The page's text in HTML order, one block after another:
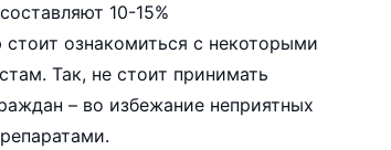
10-15%
ознакомиться с некоторыми
Так, не стоит принимать